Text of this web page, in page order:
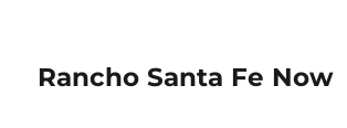
Rancho Santa Fe Now